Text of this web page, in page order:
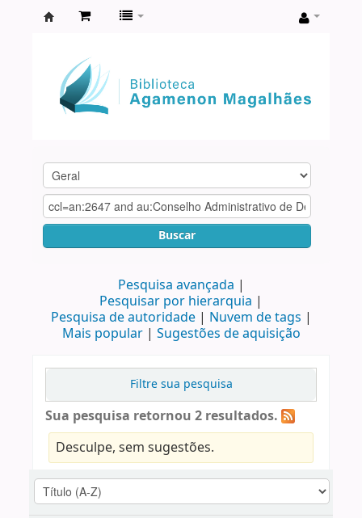
Agamenon
Magalhães
Buscar
Pesquisa avançada
Pesquisar por hierarquia
Pesquisa de autoridade
Nuvem de tags
Mais popular
Sugestões de aquisição
Filtre sua pesquisa
Sua pesquisa retornou 2 resultados.
Desculpe, sem sugestões.